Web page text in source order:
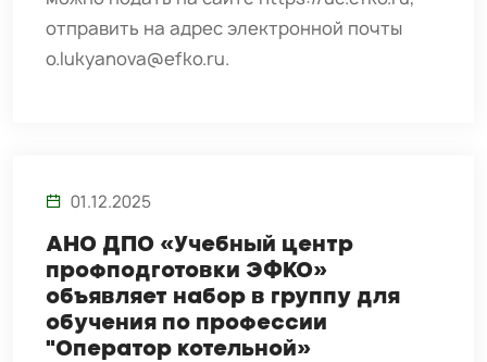
отправить на адрес электронной почты
o.lukyanova@efko.ru.
01.12.2025
АНО ДПО «Учебный центр
профподготовки ЭФКО»
объявляет набор в группу для
обучения по профессии
"Оператор котельной»